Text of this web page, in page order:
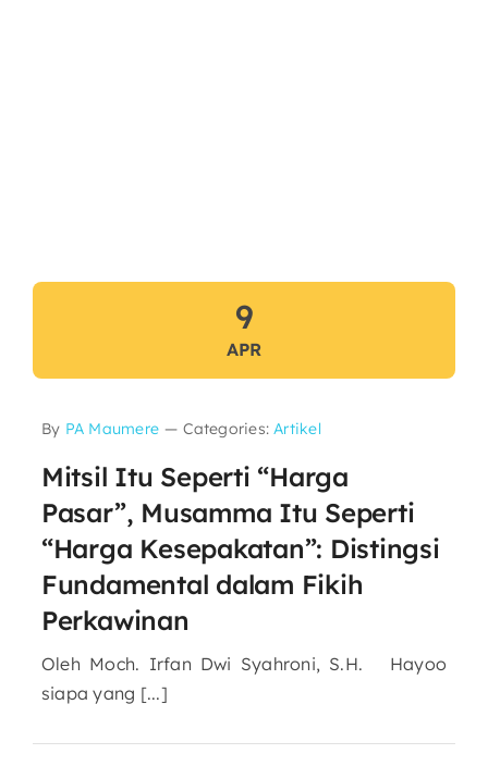
9
APR
By PA Maumere — Categories:Artikel
Mitsil Itu Seperti “Harga
Pasar”, Musamma Itu Seperti
“Harga Kesepakatan”: Distingsi
Fundamental dalam Fikih
Perkawinan
Oleh Moch. Irfan Dwi Syahroni, S.H. Hayoo
siapa yang [...]